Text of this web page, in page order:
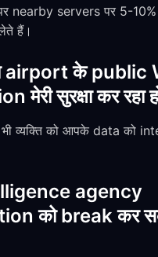
nearby servers पर 5-
हैं।
airport के public
सुरक्षा कर रहा
व्यक्ति को आपके data को
agency
को break कर